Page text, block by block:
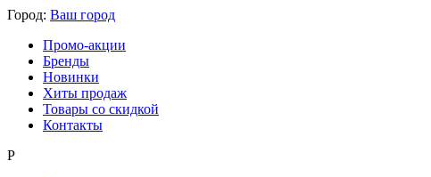
Город: Ваш город
Промо-акции
Бренды
Новинки
Хиты продаж
Товары со скидкой
Контакты
Р